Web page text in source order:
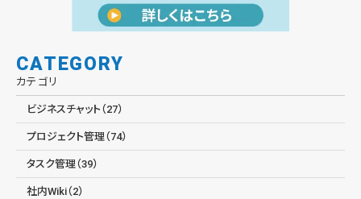
CATEGORY
カテゴリ
ビジネスチャット（27）
プロジェクト管理（74）
タスク管理（39）
社内Wiki（2）